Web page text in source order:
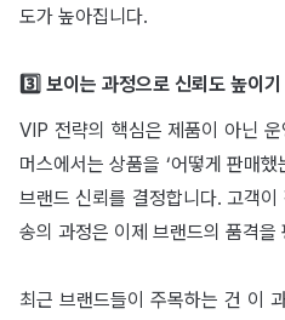
도가 높아집니다.
3️⃣ 보이는 과정으로 신뢰도 높이기
VIP 전략의 핵심은 제품이 아닌
머스에서는 상품을 ‘어떻게 판매했
브랜드 신뢰를 결정합니다. 고객
송의 과정은 이제 브랜드의 품격을
최근 브랜드들이 주목하는 건 이